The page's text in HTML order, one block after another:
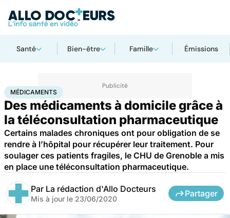
Santé Bien-être Famille Émissions
AccueilSantéMédicaments Médicaments
MÉDICAMENTS
Des médicaments à domicile grâce à
la téléconsultation pharmaceutique
Certains malades chroniques ont pour obligation de se
rendre à l’hôpital pour récupérer leur traitement. Pour
soulager ces patients fragiles, le CHU de Grenoble a mis
en place une téléconsultation pharmaceutique.
Par La rédaction d'Allo Docteurs
Mis à jour le 23/06/2020
Partager